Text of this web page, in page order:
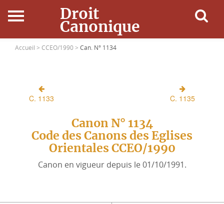
Droit
Canonique
Accueil
Ressources
Connexion
Accueil > CCEO/1990 > Can. N° 1134
C. 1133 C. 1135
Canon N° 1134
Code des Canons des Eglises
Orientales CCEO/1990
Canon en vigueur depuis le 01/10/1991.